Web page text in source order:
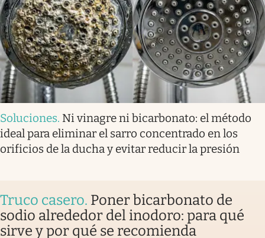
Soluciones. Ni vinagre ni bicarbonato: el método
ideal para eliminar el sarro concentrado en los
orificios de la ducha y evitar reducir la presión
Truco casero. Poner bicarbonato de
sodio alrededor del inodoro: para qué
sirve y por qué se recomienda